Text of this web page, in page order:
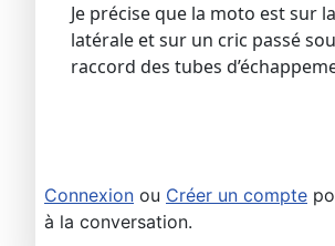
Je précise que la moto est sur
latérale et sur un cric passé
raccord des tubes
Connexion ou Créer un compte
à la conversation.